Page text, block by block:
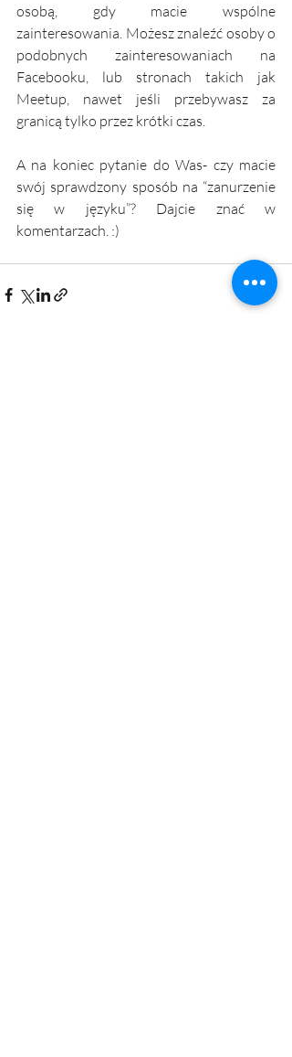
osobą, gdy macie wspólne
zainteresowania. Możesz znaleźć osoby o
podobnych zainteresowaniach na
Facebooku, lub stronach takich jak
Meetup, nawet jeśli przebywasz za
granicą tylko przez krótki czas.
A na koniec pytanie do Was- czy macie
swój sprawdzony sposób na “zanurzenie
się w języku”? Dajcie znać w
komentarzach. :)